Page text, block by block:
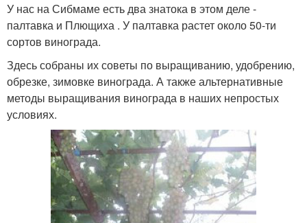
У нас на Сибмаме есть два знатока в этом деле -
палтавка и Плющиха . У палтавка растет около 50-ти
сортов винограда.
Здесь собраны их советы по выращиванию, удобрению,
обрезке, зимовке винограда. А также альтернативные
методы выращивания винограда в наших непростых
условиях.